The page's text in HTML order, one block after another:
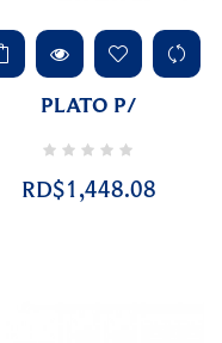
PLATO P/
RD$1,448.08